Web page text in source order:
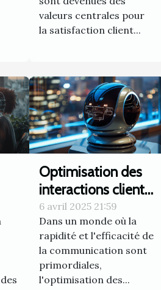
valeurs centrales pour
la satisfaction client...
Optimisation des
interactions clients
avec les outils de
chat automatisés
6 avril 2025 21:59
Dans un monde où la
rapidité et l'efficacité de
la communication sont
primordiales,
l'optimisation des...